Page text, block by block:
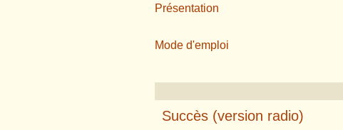
Présentation
Mode d'emploi
Succès (version radio)